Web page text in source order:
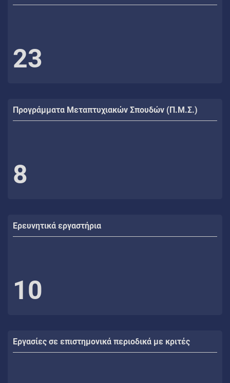
23
Προγράμματα Μεταπτυχιακών Σπουδών (Π.Μ.Σ.)
8
Ερευνητικά εργαστήρια
10
Εργασίες σε επιστημονικά περιοδικά με κριτές